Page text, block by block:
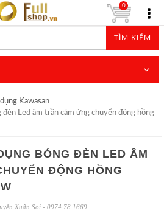
TÌM KIẾM
0
Kawasan
đèn Led âm trần cảm ứng chuyển động hồng
BÓNG ĐÈN LED ÂM
ĐỘNG HỒNG
Xuân Soi - 0974 78 1669